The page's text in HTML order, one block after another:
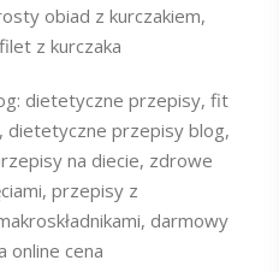
obiad z kurczakiem,
z kurczaka
dietetyczne przepisy, fit
przepisy blog,
na diecie, zdrowe
przepisy z
darmowy
online cena